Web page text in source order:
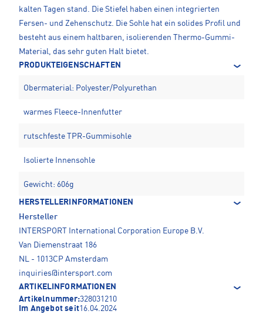
kalten Tagen stand. Die Stiefel haben einen integrierten
Fersen- und Zehenschutz. Die Sohle hat ein solides Profil und
besteht aus einem haltbaren, isolierenden Thermo-Gummi-
Material, das sehr guten Halt bietet.
PRODUKTEIGENSCHAFTEN
Obermaterial: Polyester/Polyurethan
warmes Fleece-Innenfutter
rutschfeste TPR-Gummisohle
Isolierte Innensohle
Gewicht: 606g
HERSTELLERINFORMATIONEN
Hersteller
INTERSPORT International Corporation Europe B.V.
Van Diemenstraat 186
NL - 1013CP Amsterdam
inquiries@intersport.com
ARTIKELINFORMATIONEN
Artikelnummer:328031210
Im Angebot seit16.04.2024